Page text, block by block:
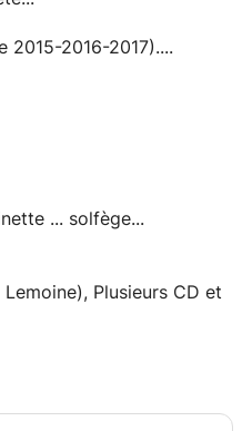
2015-2016-2017)....
clarinette ... solfège...
Plusieurs CD et